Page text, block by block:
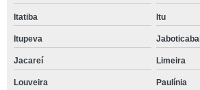
Itatiba Itu
Itupeva Jaboticabal
Jacareí Limeira
Louveira Paulínia